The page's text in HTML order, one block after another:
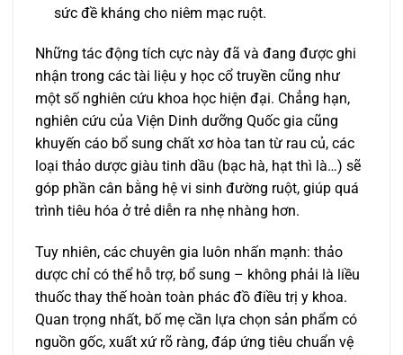
sức đề kháng cho niêm mạc ruột.
Những tác động tích cực này đã và đang được ghi
nhận trong các tài liệu y học cổ truyền cũng như
một số nghiên cứu khoa học hiện đại. Chẳng hạn,
nghiên cứu của Viện Dinh dưỡng Quốc gia cũng
khuyến cáo bổ sung chất xơ hòa tan từ rau củ, các
loại thảo dược giàu tinh dầu (bạc hà, hạt thì là…) sẽ
góp phần cân bằng hệ vi sinh đường ruột, giúp quá
trình tiêu hóa ở trẻ diễn ra nhẹ nhàng hơn.
Tuy nhiên, các chuyên gia luôn nhấn mạnh: thảo
dược chỉ có thể hỗ trợ, bổ sung – không phải là liều
thuốc thay thế hoàn toàn phác đồ điều trị y khoa.
Quan trọng nhất, bố mẹ cần lựa chọn sản phẩm có
nguồn gốc, xuất xứ rõ ràng, đáp ứng tiêu chuẩn vệ